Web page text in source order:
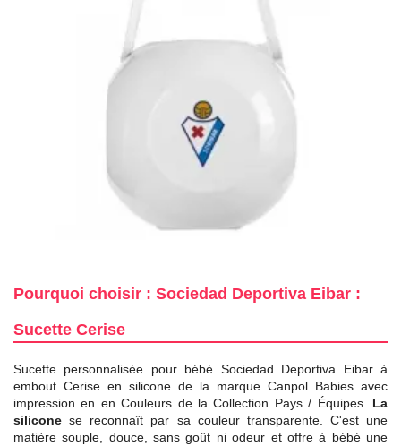
Pourquoi choisir : Sociedad Deportiva Eibar :
Sucette Cerise
Sucette personnalisée pour bébé Sociedad Deportiva Eibar à
embout Cerise en silicone de la marque Canpol Babies avec
impression en en Couleurs de la Collection Pays / Équipes .La
siliconese reconnaît par sa couleur transparente. C'est une
matière souple, douce, sans goût ni odeur et offre à bébé une